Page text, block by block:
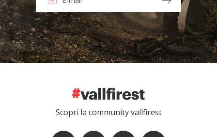
Scopri la community vallfirest